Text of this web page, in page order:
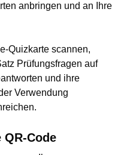
anbringen und an Ihre
Quizkarte scannen,
Prüfungsfragen auf
und ihre
Verwendung
Code